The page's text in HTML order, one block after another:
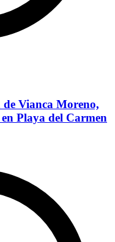
Vianca Moreno,
en Playa del Carmen